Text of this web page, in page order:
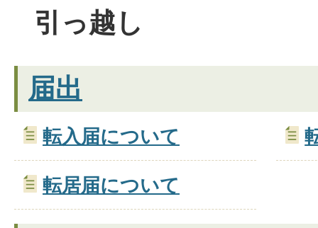
引っ越し
届出
転入届について
転居届について